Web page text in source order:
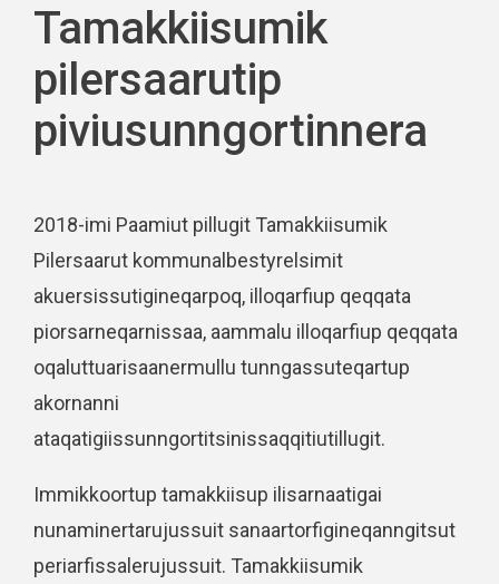
Tamakkiisumik
pilersaarutip
piviusunngortinnera
2018-imi Paamiut pillugit Tamakkiisumik
Pilersaarut kommunalbestyrelsimit
akuersissutigineqarpoq, illoqarfiup qeqqata
piorsarneqarnissaa, aammalu illoqarfiup qeqqata
oqaluttuarisaanermullu tunngassuteqartup
akornanni
ataqatigiissunngortitsinissaqqitiutillugit.
Immikkoortup tamakkiisup ilisarnaatigai
nunaminertarujussuit sanaartorfigineqanngitsut
periarfissalerujussuit. Tamakkiisumik